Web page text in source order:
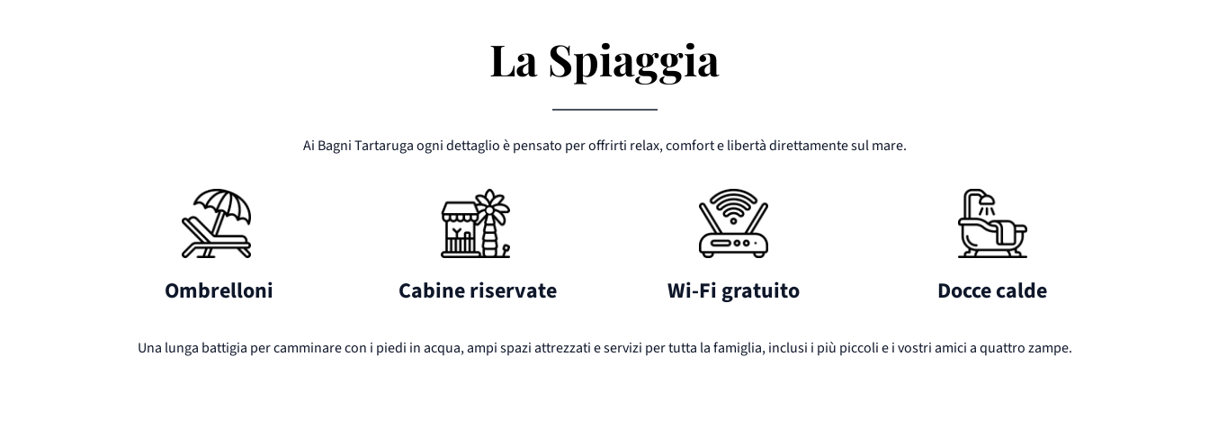
La Spiaggia
Ai Bagni Tartaruga ogni dettaglio è pensato per offrirti relax, comfort e libertà direttamente sul mare.
Ombrelloni Cabine riservate Wi-Fi gratuito Docce calde
Una lunga battigia per camminare con i piedi in acqua, ampi spazi attrezzati e servizi per tutta la famiglia, inclusi i più piccoli e i vostri amici a quattro zampe.